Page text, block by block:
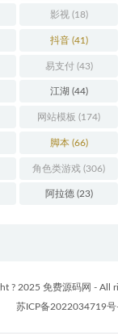
影视(18)
抖音(41)
易支付(43)
江湖 (44)
网站模板 (174)
脚本(66)
角色类游戏 (306)
阿拉德(23)
? 2025 免费源码网 - All
苏ICP备2022034719号